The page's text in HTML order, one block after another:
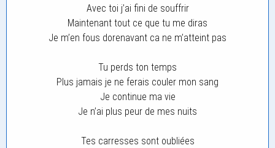
Avec toi j’ai fini de souffrir
Maintenant tout ce que tu me diras
Je m’en fous dorenavant ca ne m’atteint pas
Tu perds ton temps
Plus jamais je ne ferais couler mon sang
Je continue ma vie
Je n’ai plus peur de mes nuits
Tes carresses sont oubliées